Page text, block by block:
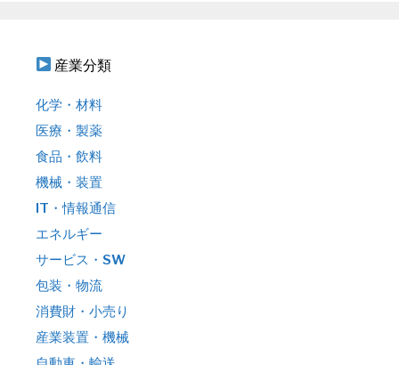
産業分類
化学・材料
医療・製薬
食品・飲料
機械・装置
IT・情報通信
エネルギー
サービス・SW
包装・物流
消費財・小売り
産業装置・機械